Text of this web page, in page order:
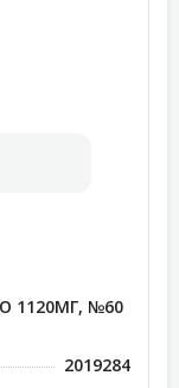
1120МГ, №60
2019284